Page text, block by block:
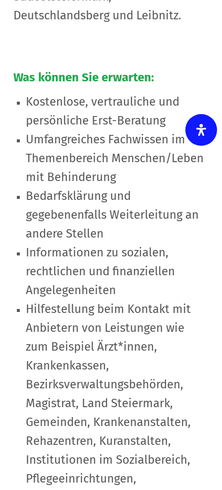
Deutschlandsberg und Leibnitz.
Was können Sie erwarten:
Kostenlose, vertrauliche und
persönliche Erst-Beratung
Umfangreiches Fachwissen im
Themenbereich Menschen/Leben
mit Behinderung
Bedarfsklärung und
gegebenenfalls Weiterleitung an
andere Stellen
Informationen zu sozialen,
rechtlichen und finanziellen
Angelegenheiten
Hilfestellung beim Kontakt mit
Anbietern von Leistungen wie
zum Beispiel Ärzt*innen,
Krankenkassen,
Bezirksverwaltungsbehörden,
Magistrat, Land Steiermark,
Gemeinden, Krankenanstalten,
Rehazentren, Kuranstalten,
Institutionen im Sozialbereich,
Pflegeeinrichtungen,